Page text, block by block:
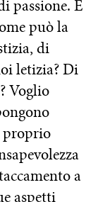
passione. È
può la
di
letizia? Di
Voglio
proprio
a
aspetti